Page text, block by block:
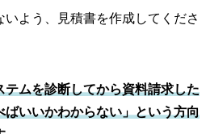
よう、見積書を作成してくださ
ムを診断してから資料請求した
いいかわからない」という方向